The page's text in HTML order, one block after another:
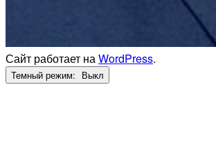
Сайт работает наWordPress.
Темный режим: